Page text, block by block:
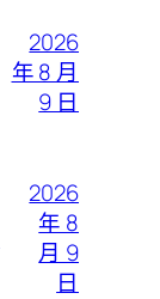
2026
年 8 月
9 日
2026
年 8
月 9
日